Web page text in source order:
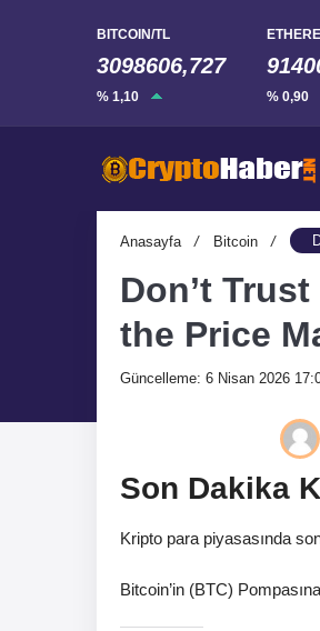
BITCOIN/TL
3098606,727
% 1,10 % 0,90
Anasayfa / Bitcoin /
Don’t
the Price
Güncelleme: 6 Nisan 2026
Son Dakika
Kripto para piyasasında
Bitcoin’in (BTC)